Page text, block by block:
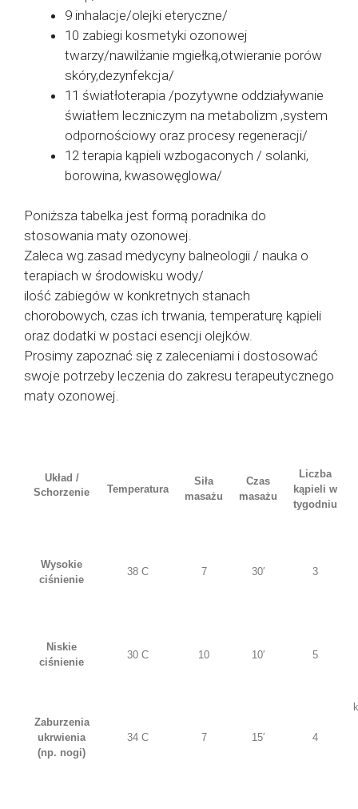
9 inhalacje/olejki eteryczne/
10 zabiegi kosmetyki ozonowej
twarzy/nawilżanie mgiełką,otwieranie porów
skóry,dezynfekcja/
11 światłoterapia /pozytywne oddziaływanie
światłem leczniczym na metabolizm ,system
odpornościowy oraz procesy regeneracji/
12 terapia kąpieli wzbogaconych / solanki,
borowina, kwasowęglowa/
Poniższa tabelka jest formą poradnika do
stosowania maty ozonowej.
Zaleca wg.zasad medycyny balneologii / nauka o
terapiach w środowisku wody/
ilość zabiegów w konkretnych stanach
chorobowych, czas ich trwania, temperaturę kąpieli
oraz dodatki w postaci esencji olejków.
Prosimy zapoznać się z zaleceniami i dostosować
swoje potrzeby leczenia do zakresu terapeutycznego
maty ozonowej.
Układ /
Schorzenie
Temperatura
Siła
masażu
Czas
masażu
Liczba
kąpieli w
tygodniu
Wysokie
ciśnienie
38 C 7 30′ 3
Niskie
ciśnienie
30 C 10 10′ 5
Zaburzenia
ukrwienia
(np. nogi)
34 C 7 15′ 4